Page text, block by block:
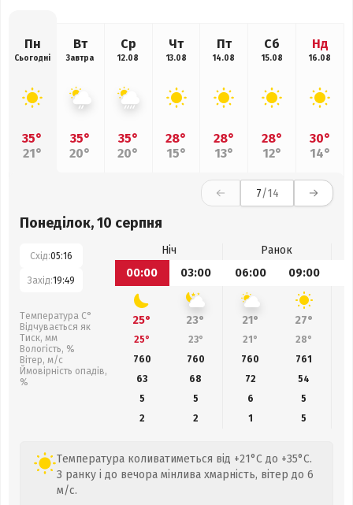
Пн
Сьогодні
35°
21°
Вт
Завтра
35°
20°
Ср
12.08
35°
20°
Чт
13.08
28°
15°
Пт
14.08
28°
13°
Сб
15.08
28°
12°
Нд
16.08
30°
14°
7/14
Понеділок, 10 серпня
Схід:05:16
Захід:19:49
Температура С°
Відчувається як
Тиск, мм
Вологість, %
Вітер, м/с
Ймовірність опадів,
%
Ніч
Ранок
00:00
03:00 06:00 09:00
25° 23° 21° 27°
25° 23° 21° 28°
760
760 760 761
63
68 72 54
5
5 6
5
2
2 1 5
Температура коливатиметься від +21°C до +35°C.
З ранку і до вечора мінлива хмарність, вітер до 6
м/с.